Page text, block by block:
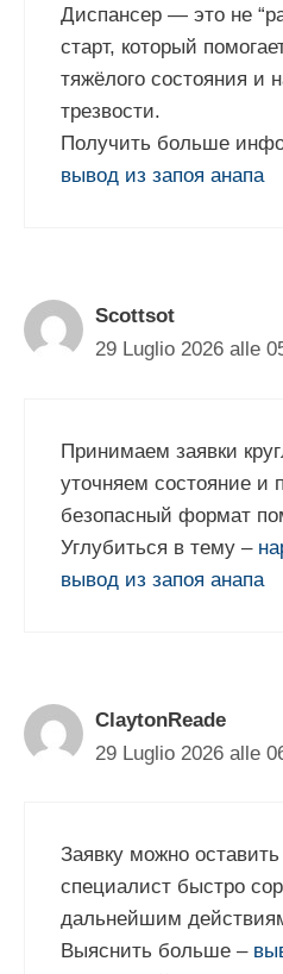
Диспансер — это не
старт, который
тяжёлого состояния и
трезвости.
Получить больше
вывод из запоя анапа
Scottsot
29 Luglio 2026 alle
Принимаем заявки
уточняем состояние и
безопасный формат
Углубиться в тему –
вывод из запоя анапа
ClaytonReade
29 Luglio 2026 alle
Заявку можно
специалист быстро
дальнейшим
Выяснить больше –